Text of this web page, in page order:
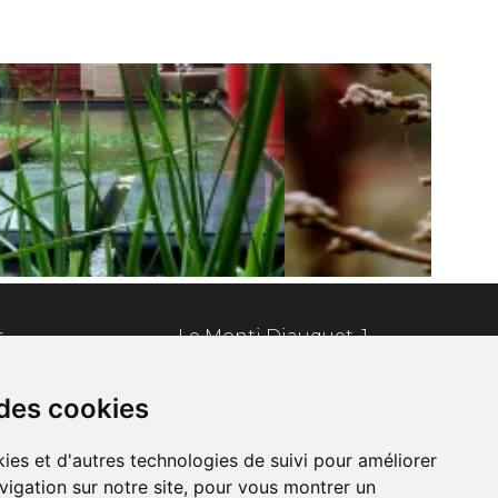
cookies
et d'autres technologies de suivi pour améliorer
sur notre site, pour vous montrer un
Le Monti Djauquet, 1